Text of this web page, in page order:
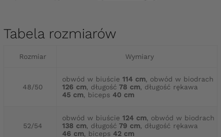
Tabela rozmiarów
Rozmiar Wymiary
48/50
obwód w biuście 114 cm, obwód w biodrach
126 cm, długość 78 cm, długość rękawa
45 cm, biceps 40 cm
52/54
obwód w biuście 124 cm, obwód w biodrach
138 cm, długość 79 cm, długość rękawa
46 cm, biceps 42 cm